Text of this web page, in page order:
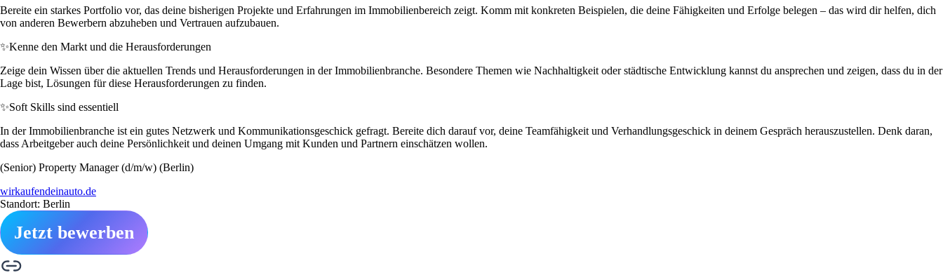
Bereite ein starkes Portfolio vor, das deine bisherigen Projekte und Erfahrungen im Immobilienbereich zeigt. Komm mit konkreten Beispielen, die deine Fähigkeiten und Erfolge belegen – das wird dir helfen, dich
von anderen Bewerbern abzuheben und Vertrauen aufzubauen.
✨Kenne den Markt und die Herausforderungen
Zeige dein Wissen über die aktuellen Trends und Herausforderungen in der Immobilienbranche. Besondere Themen wie Nachhaltigkeit oder städtische Entwicklung kannst du ansprechen und zeigen, dass du in der
Lage bist, Lösungen für diese Herausforderungen zu finden.
✨Soft Skills sind essentiell
In der Immobilienbranche ist ein gutes Netzwerk und Kommunikationsgeschick gefragt. Bereite dich darauf vor, deine Teamfähigkeit und Verhandlungsgeschick in deinem Gespräch herauszustellen. Denk daran,
dass Arbeitgeber auch deine Persönlichkeit und deinen Umgang mit Kunden und Partnern einschätzen wollen.
(Senior) Property Manager (d/m/w) (Berlin)
wirkaufendeinauto.de
Standort: Berlin
Jetzt bewerben